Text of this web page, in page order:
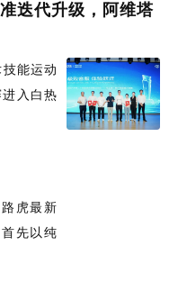
迭代升级，阿维塔
能运动
入白热
虎最新
先以纯